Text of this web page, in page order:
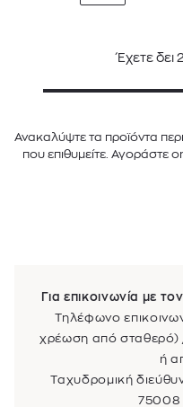
Έχετε δει 2
Ανακαλύψτε τα προϊόντα
που επιθυμείτε. Αγοράστε
Για επικοινωνία με
Τηλέφωνο
χρέωση από σταθερό)
ή
Ταχυδρομική
75008